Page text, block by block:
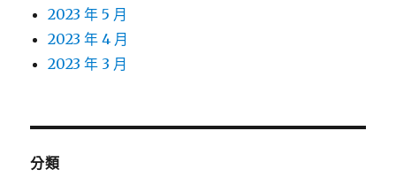
2023 年 5 月
2023 年 4 月
2023 年 3 月
分類